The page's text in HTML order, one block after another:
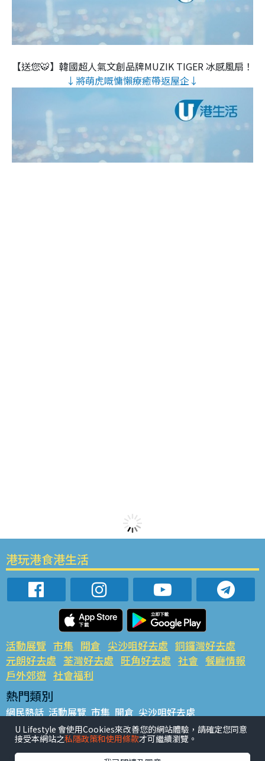
【送您🐯】韓國超人氣文創品牌MUZIK TIGER 冰感風扇！
↓將萌虎嘅慵懶療癒帶返屋企↓
港玩港食港生活
活動展覽 市集 開倉 尖沙咀好去處 銅鑼灣好去處
元朗好去處 荃灣好去處 旺角好去處 社會 餐廳情報
戶外郊遊 社會福利
熱門類別
網民熱話 活動展覽 市集 開倉 尖沙咀好去處
銅鑼灣好去處 元朗好去處 荃灣好去處 旺角好去處 社會
餐廳情報 戶外郊遊
U Lifestyle 會使用Cookies來改善您的網站體驗，請確定您同意
接受本網站之私隱政策和使用條款才可繼續瀏覽。